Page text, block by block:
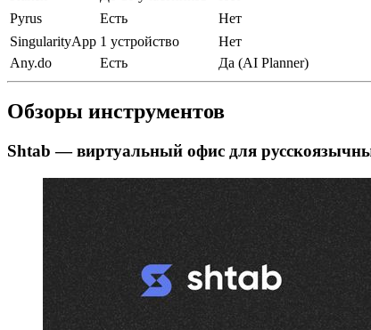
Pyrus
Есть Нет
SingularityApp 1 устройство Нет
Any.do
Есть Да (AI Planner)
Обзоры инструментов
Shtab — виртуальный офис для